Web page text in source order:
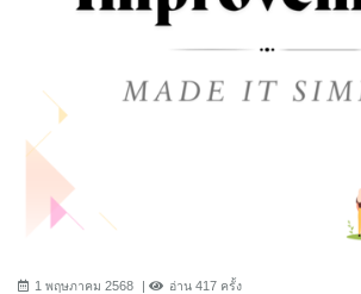
1 พฤษภาคม 2568 อ่าน 417 ครั้ง